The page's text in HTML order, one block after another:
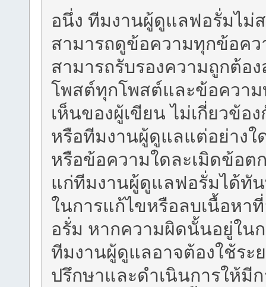
อนึ่ง ทีมงานผู้ดูแลฟอรั่มไม่
สามารถดูข้อความทุกข้อคว
สามารถรับรองความถูกต้อ
โพสต์ทุกโพสต์และข้อควา
เห็นของผู้เขียน ไม่เกี่ยวข้อ
หรือทีมงานผู้ดูแลแต่อย่าง
หรือข้อความใดละเมิดข้อต
แก่ทีมงานผู้ดูแลฟอรั่มได้ทั
ในการแก้ไขหรือลบเนื้อหา
อรั่ม หากความผิดนั้นอยู่ใน
ทีมงานผู้ดูแลอาจต้องใช้ระ
ปรึกษาและดำเนินการให้มี